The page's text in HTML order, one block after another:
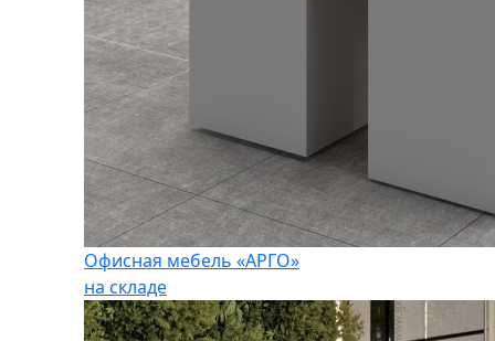
Офисная мебель «АРГО»
на складе